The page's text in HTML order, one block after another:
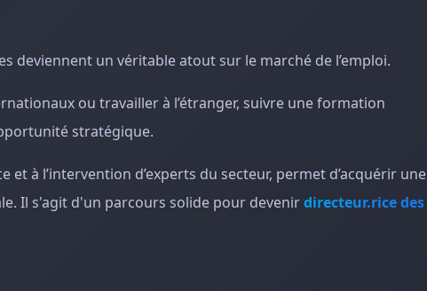
deviennent un véritable atout sur le marché de l’emploi.
ou travailler à l’étranger, suivre une formation
stratégique.
et à l’intervention d’experts du secteur, permet d’acquérir une
Il s'agit d'un parcours solide pour devenirdirecteur.rice des